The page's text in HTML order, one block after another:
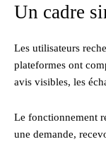
Un cadre
Les utilisateurs
plateformes ont
avis visibles, les
Le fonctionnement
une demande,